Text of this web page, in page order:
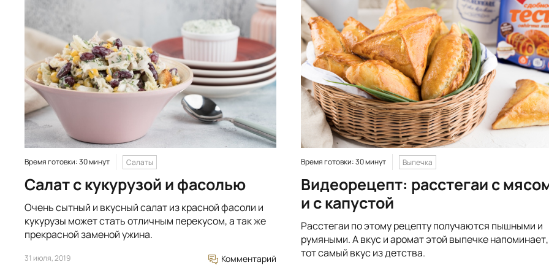
Время готовки: 30 минут Салаты
Салат с кукурузой и фасолью
Очень сытный и вкусный салат из красной фасоли и
кукурузы может стать отличным перекусом, а так же
прекрасной заменой ужина.
31 июля, 2019 Комментарий
Время готовки: 30 минут Выпечка
Видеорецепт: расстегаи с
и с капустой
Расстегаи по этому рецепту получаются пышными и
румяными. А вкус и аромат этой выпечке напоминает,
тот самый вкус из детства.